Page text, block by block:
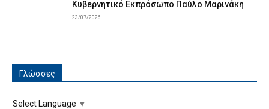
Κυβερνητικό Εκπρόσωπο Παύλο Μαρινάκη
23/07/2026
Γλώσσες
Select Language ▼